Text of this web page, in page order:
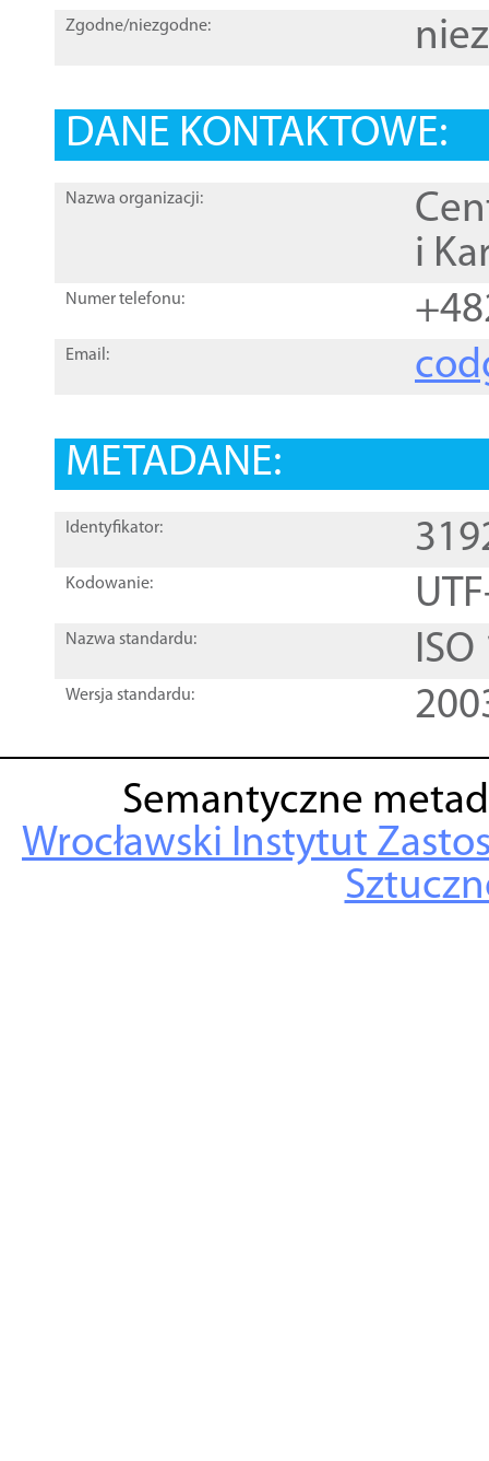
Zgodne/niezgodne:
DANE KONTAKTOWE:
Nazwa organizacji:
i
Numer telefonu:
Email:
METADANE:
Identyfikator:
Kodowanie:
Nazwa standardu:
Wersja standardu:
Semantyczne
Wrocławski Instytut